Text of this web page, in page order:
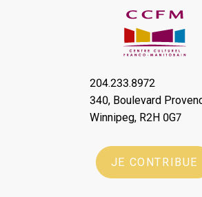
204.233.8972
340, Boulevard
Winnipeg, R2H 0G7
JE CONTRIBUE